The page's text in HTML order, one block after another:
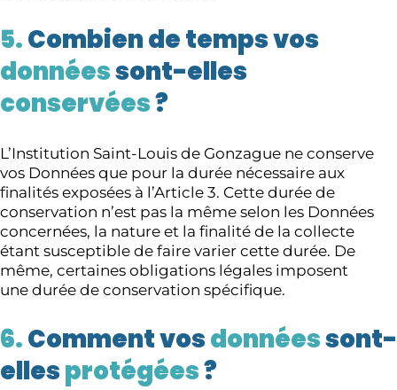
5.Combien de temps vos
donnéessont-elles
conservées?
L’Institution Saint-Louis de Gonzague ne conserve
vos Données que pour la durée nécessaire aux
finalités exposées à l’Article 3. Cette durée de
conservation n’est pas la même selon les Données
concernées, la nature et la finalité de la collecte
étant susceptible de faire varier cette durée. De
même, certaines obligations légales imposent
une durée de conservation spécifique.
6.Comment vosdonnéessont-
ellesprotégées?